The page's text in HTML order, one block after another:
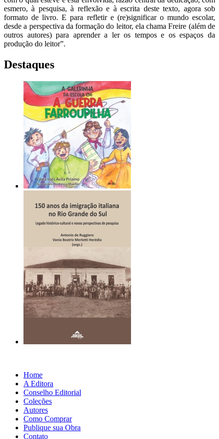
esmero, à pesquisa, à reflexão e à escrita deste texto, agora sob
formato de livro. E para refletir e (re)significar o mundo escolar,
desde a perspectiva da formação do leitor, ela chama Freire (além de
outros autores) para aprender a ler os tempos e os espaços da
produção do leitor”.
Destaques
Home
A Editora
Conselho Editorial
Coleções
Autores
Como Comprar
Publique sua Obra
Contato